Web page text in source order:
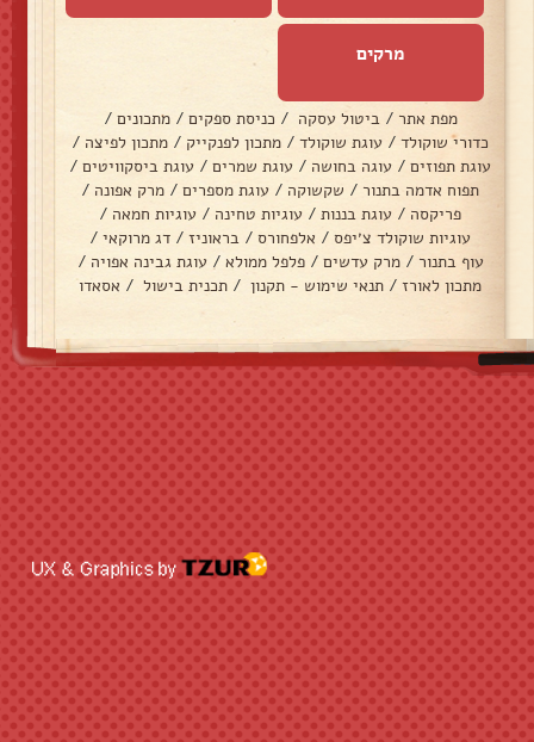
מרקים
מפת אתר / ביטול עסקה / כניסת ספקים / מתכונים /
כדורי שוקולד / עוגת שוקולד / מתכון לפנקייק / מתכון לפיצה /
עוגת תפוזים / עוגה בחושה / עוגת שמרים / עוגת ביסקוויטים /
תפוח אדמה בתנור / שקשוקה / עוגת מספרים / מרק אפונה /
פריקסה / עוגת בננות / עוגיות טחינה / עוגיות חמאה /
עוגיות שוקולד צ׳יפס / אלפחורס / בראוניז / דג מרוקאי /
עוף בתנור / מרק עדשים / פלפל ממולא / עוגת גבינה אפויה /
מתכון לאורז / תנאי שימוש - תקנון / תכנית בישול / אסאדו